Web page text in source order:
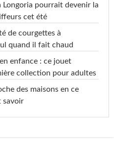
Longoria pourrait devenir la
cet été
de courgettes à
quand il fait chaud
enfance : ce jouet
collection pour adultes
des maisons en ce
savoir